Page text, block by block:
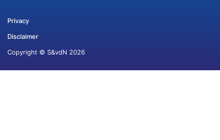
Privacy
Disclaimer
Copyright © S&vdN 2026